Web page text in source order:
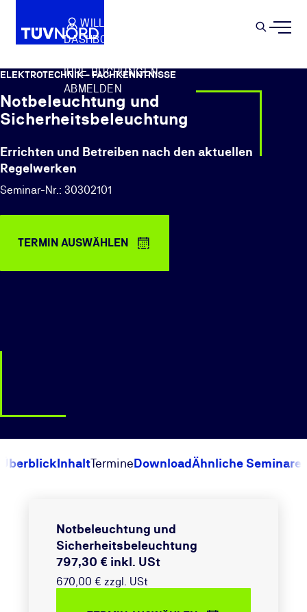
Springe zum Hauptinhalt
WILLKOMMEN
DASHBOARD
IHRE BUCHUNGEN
ABMELDEN
ELEKTROTECHNIK - FACHKENNTNISSE
Notbeleuchtung und
Sicherheitsbeleuchtung
Errichten und Betreiben nach den aktuellen
Regelwerken
Seminar-Nr.: 30302101
TERMIN AUSWÄHLEN
ÜberblickInhaltTermineDownloadÄhnliche Seminare
Notbeleuchtung und
Sicherheitsbeleuchtung
797,30 € inkl. USt
670,00 € zzgl. USt